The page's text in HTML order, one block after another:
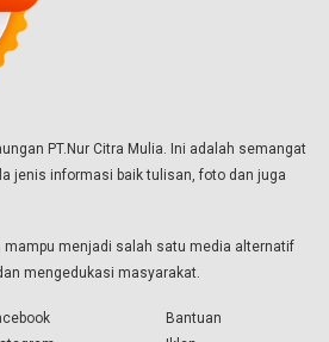
PT.Nur Citra Mulia. Ini adalah semangat
jenis informasi baik tulisan, foto dan juga
mampu menjadi salah satu media alternatif
mengedukasi masyarakat.
Bantuan